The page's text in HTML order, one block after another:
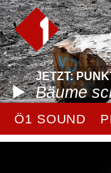
JETZT:
Bäume
Ö1 SOUND